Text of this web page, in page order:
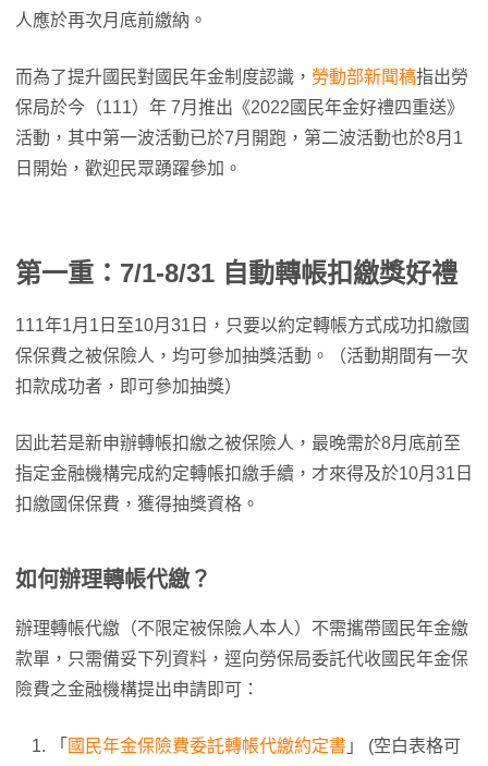
人應於再次月底前繳納。
而為了提升國民對國民年金制度認識， 勞動部新聞稿指出勞
保局於今（111）年 7月推出《2022國民年金好禮四重送》
活動，其中第一波活動已於7月開跑，第二波活動也於8月1
日開始，歡迎民眾踴躍參加。
第一重：7/1-8/31 自動轉帳扣繳獎好禮
111年1月1日至10月31日，只要以約定轉帳方式成功扣繳國
保保費之被保險人，均可參加抽獎活動。（活動期間有一次
扣款成功者，即可參加抽獎）
因此若是新申辦轉帳扣繳之被保險人，最晚需於8月底前至
指定金融機構完成約定轉帳扣繳手續，才來得及於10月31日
扣繳國保保費，獲得抽獎資格。
如何辦理轉帳代繳？
辦理轉帳代繳（不限定被保險人本人）不需攜帶國民年金繳
款單，只需備妥下列資料，逕向勞保局委託代收國民年金保
險費之金融機構提出申請即可：
「 國民年金保險費委託轉帳代繳約定書 」 (空白表格可